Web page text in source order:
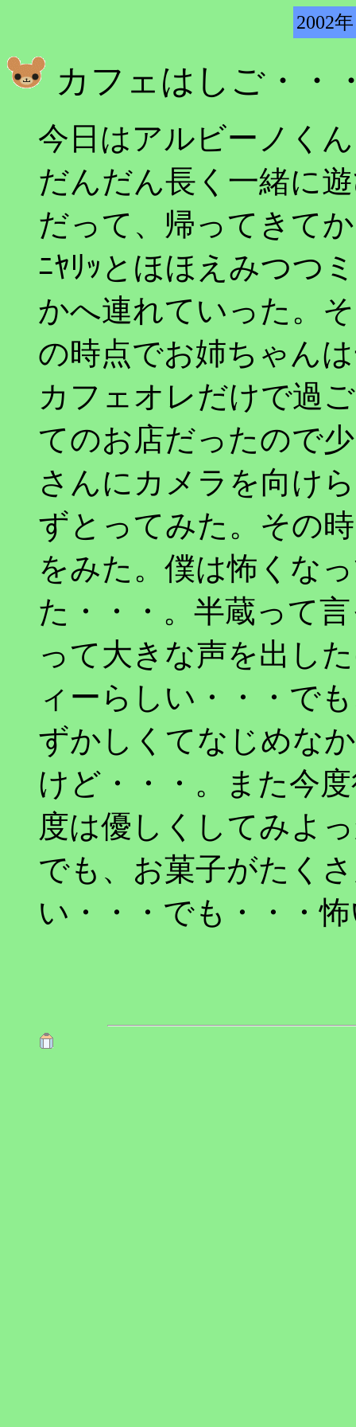
2002
カフェはしご・・
今日はアルビーノく
だんだん長く一緒に
だって、帰ってきて
ﾆﾔﾘｯとほほえみつつ
かへ連れていった。
の時点でお姉ちゃん
カフェオレだけで過
てのお店だったので
さんにカメラを向け
ずとってみた。その
をみた。僕は怖くな
た・・・。半蔵って
って大きな声を出し
ィーらしい・・・で
ずかしくてなじめな
けど・・・。また今
度は優しくしてみよ
でも、お菓子がたく
い・・・でも・・・